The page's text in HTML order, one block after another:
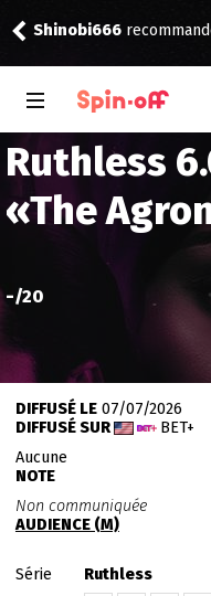
Shinobi666
Ruthless
«The
-/20
DIFFUSÉ LE07/07/2026
DIFFUSÉ SUR
BET+
Aucune
NOTE
Non communiquée
AUDIENCE (M)
Série
Ruthless